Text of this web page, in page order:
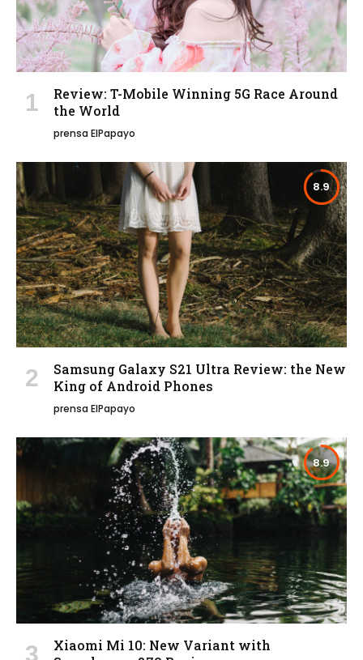
Review: T-Mobile Winning 5G Race Around
the World
prensa ElPapayo
8.9
Samsung Galaxy S21 Ultra Review: the New
King of Android Phones
prensa ElPapayo
8.9
Xiaomi Mi 10: New Variant with